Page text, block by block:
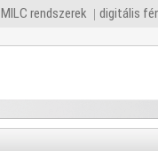
MILC rendszerek digitális